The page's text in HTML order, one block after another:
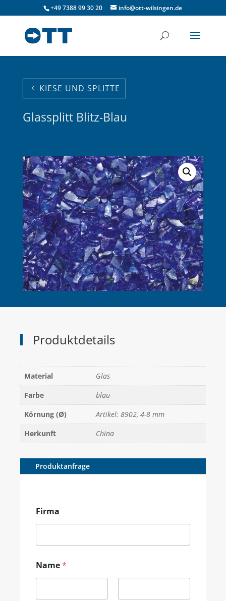
+49 7388 99 30 20 info@ott-wilsingen.de
KIESE UND SPLITTE
Glassplitt Blitz-Blau
Produktdetails
Material
Glas
Farbe
blau
Körnung (Ø)
Artikel: 8902, 4-8 mm
Herkunft
China
Produktanfrage
Firma
Name*